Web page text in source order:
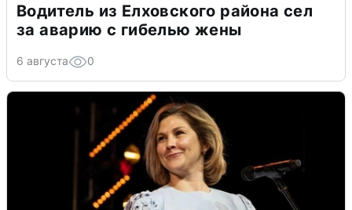
Водитель из Елховского района сел
за аварию с гибелью жены
6 августа 0